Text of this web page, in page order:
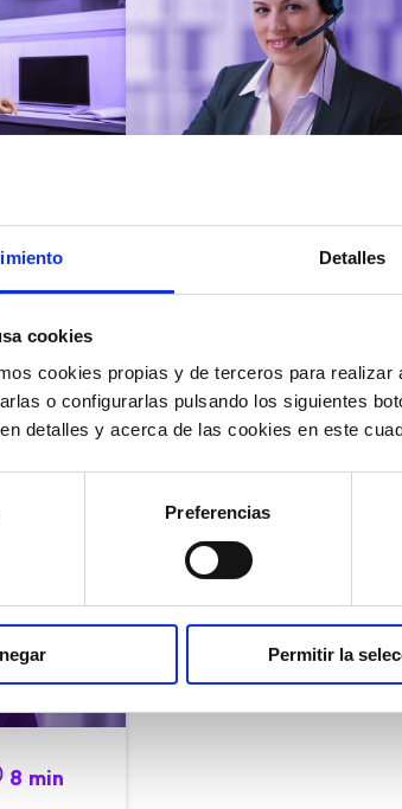
Detalles
cookies
cookies propias y de terceros para
o configurarlas pulsando los siguientes
detalles y acerca de las cookies en este
Preferencias
Permitir la
Cómo automatizar la
evaluación de
12/05/2026
8 min